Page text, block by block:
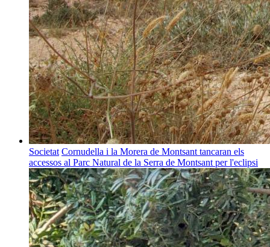
Societat Cornudella i la Morera de Montsant tancaran els
accessos al Parc Natural de la Serra de Montsant per l'eclipsi